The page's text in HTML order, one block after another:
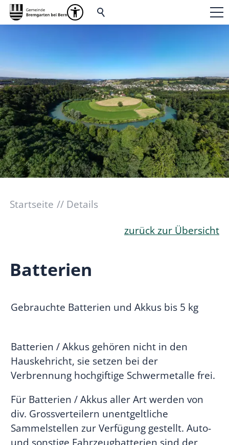
Startseite
Details
zurück zur Übersicht
Batterien
Gebrauchte Batterien und Akkus bis 5 kg
Batterien / Akkus gehören nicht in den
Hauskehricht, sie setzen bei der
Verbrennung hochgiftige Schwermetalle frei.
Für Batterien / Akkus aller Art werden von
div. Grossverteilern unentgeltliche
Sammelstellen zur Verfügung gestellt. Auto-